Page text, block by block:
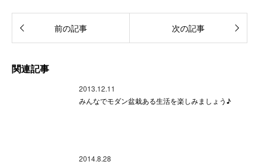
前の記事 次の記事
関連記事
2013.12.11
みんなでモダン盆栽ある生活を楽しみましょう♪
2014.8.28